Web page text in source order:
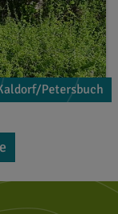
Petersbuch